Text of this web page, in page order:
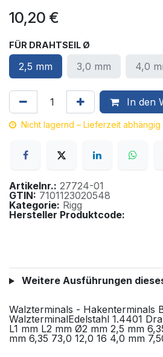
10,20 €
FÜR DRAHTSEIL Ø
2,5 mm 3,0 mm 4,0
In den
Nicht lagernd – Lieferzeit
Artikelnr.: 27724-01
GTIN: 7101123020548
Kategorie: Rigg
Hersteller Produktcode:
Weitere Ausführungen
Walzterminals - Hakenterminals
WalzterminalEdelstahl 1.4401
L1 mm L2 mm Ø2 mm 2,5 mm
mm 6,35 73,0 12,0 16 4,0 mm